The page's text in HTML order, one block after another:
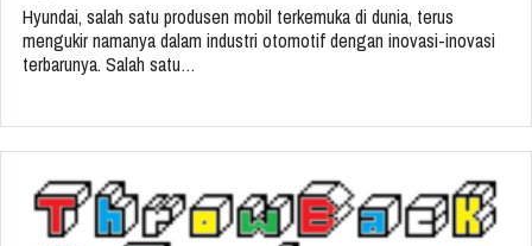
Hyundai, salah satu produsen mobil terkemuka di dunia, terus
mengukir namanya dalam industri otomotif dengan inovasi-inovasi
terbarunya. Salah satu…